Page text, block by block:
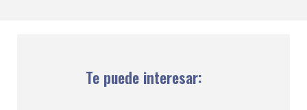
Te puede interesar: